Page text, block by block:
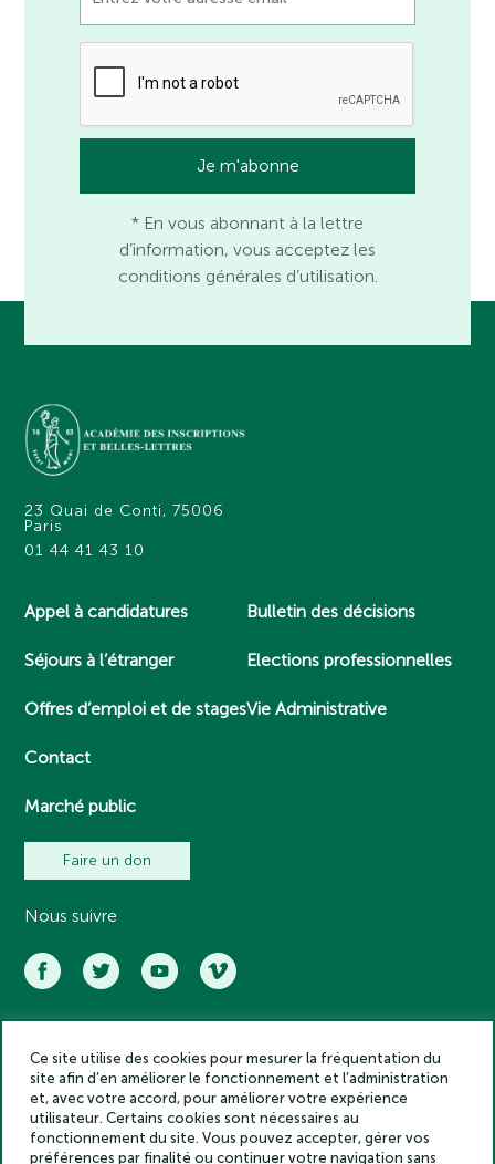
* En vous abonnant à la lettre
d’information, vous acceptez les
conditions générales d’utilisation.
23 Quai de Conti, 75006
Paris
01 44 41 43 10
Appel à candidatures
Séjours à l’étranger
Offres d’emploi et de stages
Contact
Marché public
Bulletin des décisions
Elections professionnelles
Vie Administrative
Faire un don
Nous suivre
Académie des inscriptions et belles lettres – Tous droits réservés
2025
Politique de confidentialité
Mentions légales
Crédits
Ce site utilise des cookies pour mesurer la fréquentation du
site afin d’en améliorer le fonctionnement et l’administration
et, avec votre accord, pour améliorer votre expérience
utilisateur. Certains cookies sont nécessaires au
fonctionnement du site. Vous pouvez accepter, gérer vos
préférences par finalité ou continuer votre navigation sans